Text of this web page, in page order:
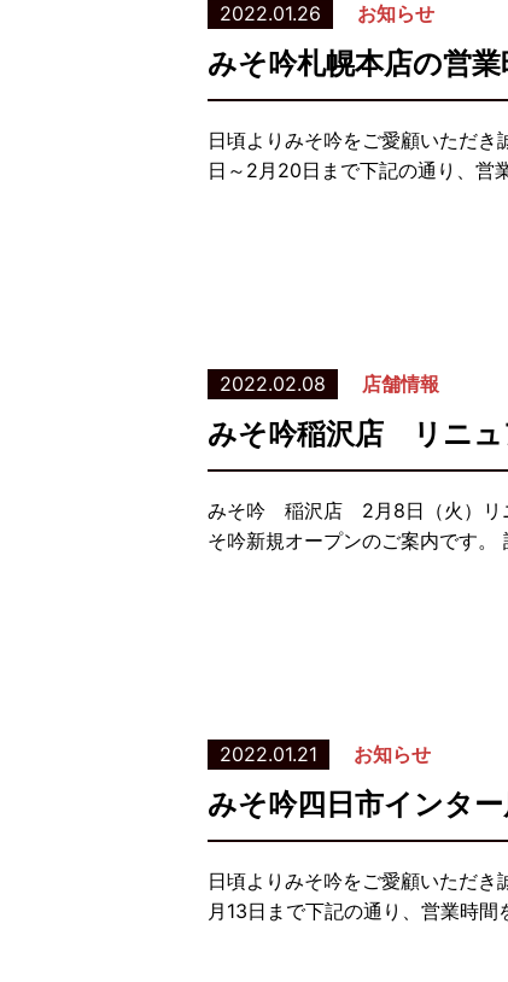
2022.01.26 お知らせ
みそ吟札幌本店の営
日頃よりみそ吟をご愛顧いただ
日～2月20日まで下記の通り、営
2022.02.08 店舗情報
みそ吟稲沢店 リニュ
みそ吟 稲沢店 2月8日（火）リ
そ吟新規オープンのご案内です
2022.01.21 お知らせ
みそ吟四日市インタ
日頃よりみそ吟をご愛顧いただ
月13日まで下記の通り、営業時